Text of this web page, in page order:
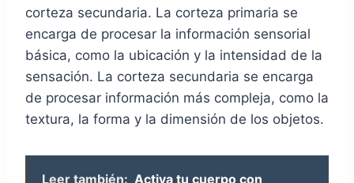
corteza secundaria. La corteza primaria se
encarga de procesar la información sensorial
básica, como la ubicación y la intensidad de la
sensación. La corteza secundaria se encarga
de procesar información más compleja, como la
textura, la forma y la dimensión de los objetos.
Leer también: Activa tu cuerpo con